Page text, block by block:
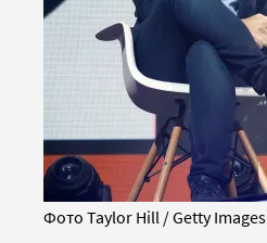
Фото Taylor Hill / Getty Images